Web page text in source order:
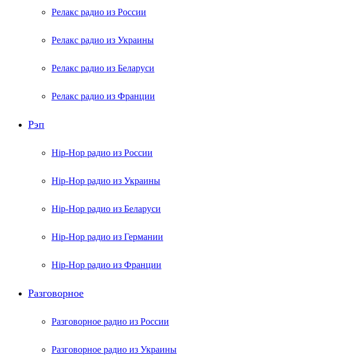
Релакс радио из России
Релакс радио из Украины
Релакс радио из Беларуси
Релакс радио из Франции
Рэп
Hip-Hop радио из России
Hip-Hop радио из Украины
Hip-Hop радио из Беларуси
Hip-Hop радио из Германии
Hip-Hop радио из Франции
Разговорное
Разговорное радио из России
Разговорное радио из Украины